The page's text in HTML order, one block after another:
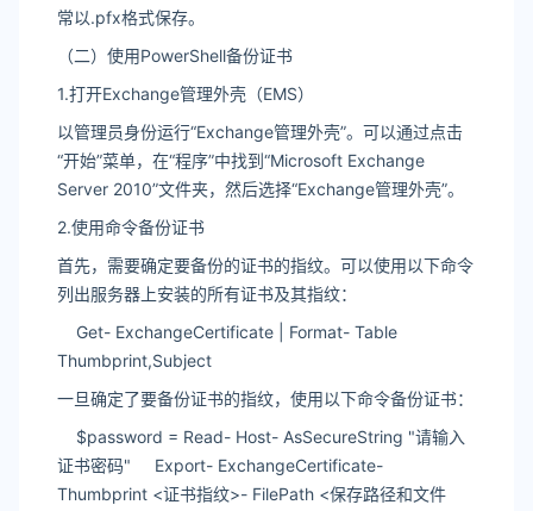
常以.pfx格式保存。
（二）使用PowerShell备份证书
1.打开Exchange管理外壳（EMS）
以管理员身份运行“Exchange管理外壳”。可以通过点击
“开始”菜单，在“程序”中找到“Microsoft Exchange
Server 2010”文件夹，然后选择“Exchange管理外壳”。
2.使用命令备份证书
首先，需要确定要备份的证书的指纹。可以使用以下命令
列出服务器上安装的所有证书及其指纹：
Get- ExchangeCertificate | Format- Table
Thumbprint,Subject
一旦确定了要备份证书的指纹，使用以下命令备份证书：
$password = Read- Host- AsSecureString "请输入
证书密码" Export- ExchangeCertificate-
Thumbprint <证书指纹>- FilePath <保存路径和文件